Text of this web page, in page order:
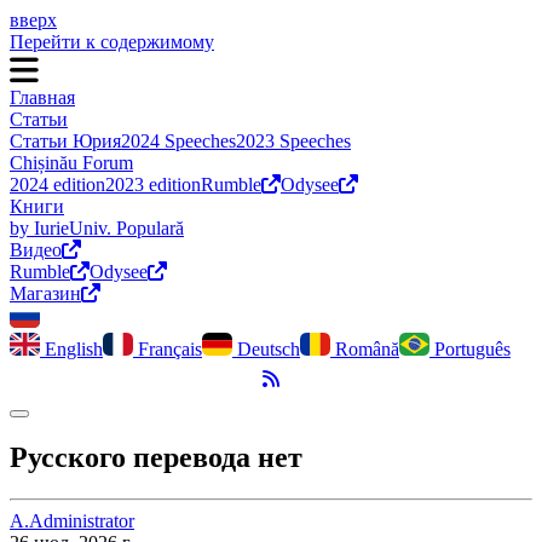
вверх
Перейти к содержимому
Главная
Статьи
Статьи Юрия2024 Speeches2023 Speeches
Chișinău Forum
2024 edition2023 editionRumble
Odysee
Книги
by IurieUniv. Populară
Видео
Rumble
Odysee
Магазин
English Français Deutsch Română
Português
RSS-канал
Переключить темный режим
Русского перевода нет
A.Administrator